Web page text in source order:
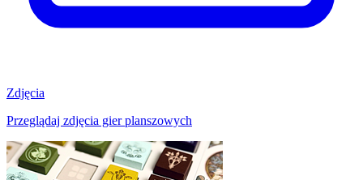
Zdjęcia
Przeglądaj zdjęcia gier planszowych